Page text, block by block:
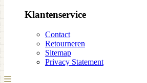
Klantenservice
Contact
Retourneren
Sitemap
Privacy Statement